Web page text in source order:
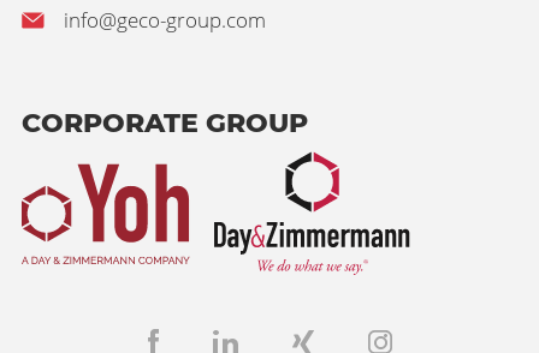
info@geco-group.com
CORPORATE GROUP